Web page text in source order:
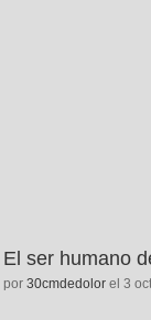
El ser humano
por 30cmdedolor el 3